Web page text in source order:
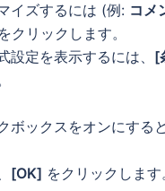
イズするには (例: コメ
をクリックします。
定を表示するには、 [
ボックスをオンにする
[OK] をクリックします